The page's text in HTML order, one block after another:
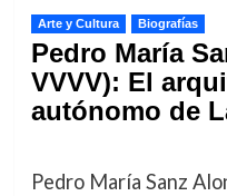
Arte y Cultura Biografías
Pedro María
VVVV): El
autónomo de
Pedro María Sanz